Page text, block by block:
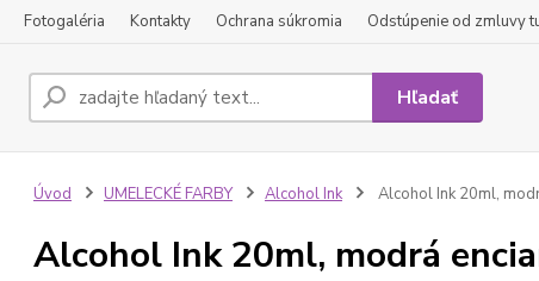
Fotogaléria Kontakty Ochrana súkromia Odstúpenie od zmluvy
Hľadať
Úvod UMELECKÉ FARBY Alcohol Ink Alcohol Ink 20ml,
Alcohol Ink 20ml, modrá